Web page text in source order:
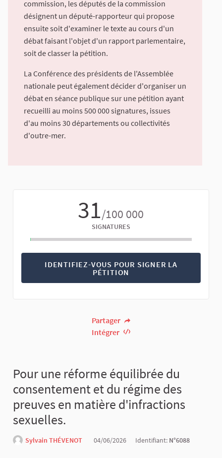
commission, les députés de la commission
désignent un député-rapporteur qui propose
ensuite soit d'examiner le texte au cours d'un
débat faisant l'objet d'un rapport parlementaire,
soit de classer la pétition.
La Conférence des présidents de l'Assemblée
nationale peut également décider d'organiser un
débat en séance publique sur une pétition ayant
recueilli au moins 500 000 signatures, issues
d'au moins 30 départements ou collectivités
d'outre-mer.
31/100 000
SIGNATURES
IDENTIFIEZ-VOUS POUR SIGNER LA
PÉTITION
Partager
Intégrer
Pour une réforme équilibrée du
consentement et du régime des
preuves en matière d'infractions
sexuelles.
Sylvain THÉVENOT 04/06/2026 Identifiant: N°6088